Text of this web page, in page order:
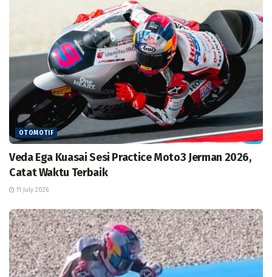
OTOMOTIF
Veda Ega Kuasai Sesi Practice Moto3 Jerman 2026,
Catat Waktu Terbaik
11 July 2026